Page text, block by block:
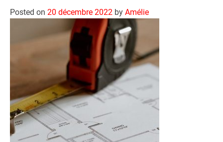
Posted on 20 décembre 2022 by Amélie